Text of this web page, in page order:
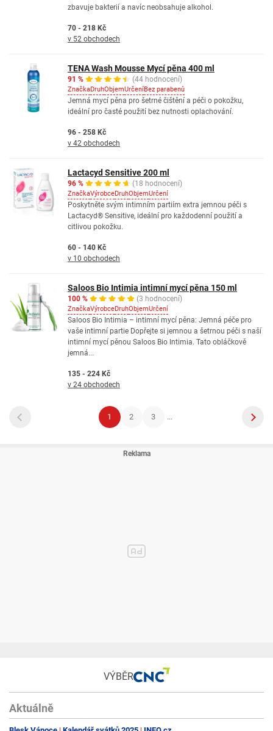
zbavuje bakterií a navíc neobsahuje alkohol.
70 - 218 Kč
v 52 obchodech
TENA Wash Mousse Mycí pěna 400 ml
91 % (44 hodnocení)
ZnačkaDruhObjemUrčeníBez parabenů
Jemná mycí pěna pro šetrné čištění a péči o pokožku,
ideální pro časté použití bez nutnosti oplachování.
96 - 258 Kč
v 42 obchodech
Lactacyd Sensitive 200 ml
96 % (18 hodnocení)
ZnačkaVýrobceDruhObjemUrčení
Poskytněte svým intimním partiím extra jemnou péči s
Lactacyd® Sensitive, ideální pro každodenní použití a
citlivou pokožku.
60 - 140 Kč
v 10 obchodech
Saloos Bio Intimia intimní mycí pěna 150 ml
100 % (3 hodnocení)
ZnačkaVýrobceDruhObjemUrčení
Saloos Bio Intimia – intimní mycí pěna: Jemná péče pro
vaše intimní partie Dopřejte si jemnou a šetrnou péči s naší
intimní mycí pěnou Saloos Bio Intimia. Tato obláčkově
jemná...
135 - 224 Kč
v 24 obchodech
1 2 3 ...
VÝBĚR
Aktuálně